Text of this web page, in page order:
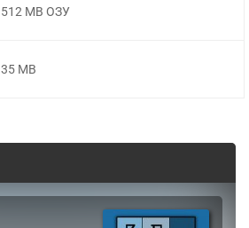
512 MB ОЗУ
35 MB